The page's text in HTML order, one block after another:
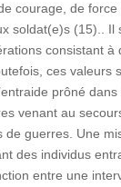
courage, de
soldat(e)s (15).. Il
consistant à
ces valeurs
prôné
venant au
de guerres. Une
des individus
entre une